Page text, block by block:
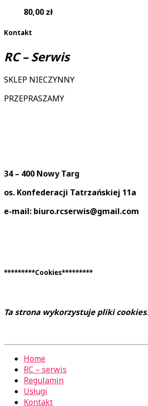
80,00 zł
Kontakt
RC – Serwis
SKLEP NIECZYNNY
PRZEPRASZAMY
34 – 400 Nowy Targ
os. Konfederacji Tatrzańskiej 11a
e-mail: biuro.rcserwis@gmail.com
*********Cookies*********
Ta strona wykorzystuje pliki cookies.
Home
RC – serwis
Regulamin
Usługi
Kontakt